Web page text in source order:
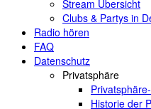
Stream Übersicht
Clubs & Partys in
Radio hören
FAQ
Datenschutz
Privatsphäre
Historie der